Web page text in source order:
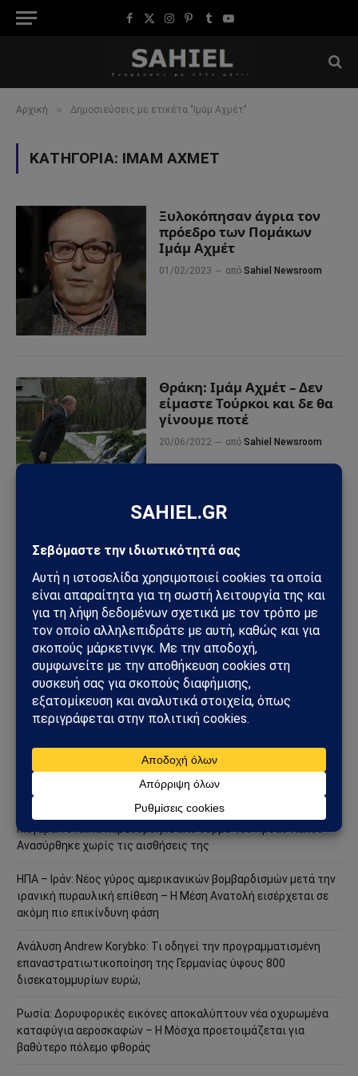
Facebook
X
Instagram
Pinterest
TumblrYouTube
Αρχική » Δημοσιεύσεις με ετικέτα "Ιμάμ Αχμέτ"
ΚΑΤΗΓΟΡΊΑ: ΙΜΆΜ ΑΧΜΈΤ
Ξυλοκόπησαν άγρια τον
πρόεδρο των Πομάκων
Ιμάμ Αχμέτ
01/02/2023 από Sahiel Newsroom
Θράκη: Ιμάμ Αχμέτ – Δεν
είμαστε Τούρκοι και δε θα
γίνουμε ποτέ
20/06/2022 από Sahiel Newsroom
ΠΡΟΣΦΑΤΑ ΑΡΘΡΑ
Ηλεκτρική διασύνδεση Ελλάδας–Κύπρου: Η Meridiam παίρνει
τον έλεγχο του GSI – Η Γαλλία μπαίνει δυναμικά στο
γεωπολιτικό παιχνίδι
Σαουδική Αραβία – Υεμένη: Το Ριάντ προετοιμάζει μεγάλη
στρατιωτική επιχείρηση – Στο επίκεντρο Ερυθρά Θάλασσα και
Φωτιά στη Δυτική Αττική: Πύρινος κλοιός στα Μέγαρα –
Εκκενώσεις με 112 και μάχη με τις φλόγες
Μέγαρα: Γυναίκα παρασύρθηκε από συρμό του Προαστιακού –
Ανασύρθηκε χωρίς τις αισθήσεις της
ΗΠΑ – Ιράν: Νέος γύρος αμερικανικών βομβαρδισμών μετά την
ιρανική πυραυλική επίθεση – Η Μέση Ανατολή εισέρχεται σε
ακόμη πιο επικίνδυνη φάση
Ανάλυση Andrew Korybko: Τι οδηγεί την προγραμματισμένη
επαναστρατιωτικοποίηση της Γερμανίας ύψους 800
δισεκατομμυρίων ευρώ;
Ρωσία: Δορυφορικές εικόνες αποκαλύπτουν νέα οχυρωμένα
καταφύγια αεροσκαφών – Η Μόσχα προετοιμάζεται για
βαθύτερο πόλεμο φθοράς